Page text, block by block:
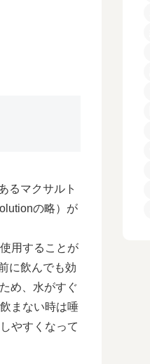
るマクサルト
の略）が
用することが
に飲んでも効
め、水がすぐ
まない時は唾
やすくなって